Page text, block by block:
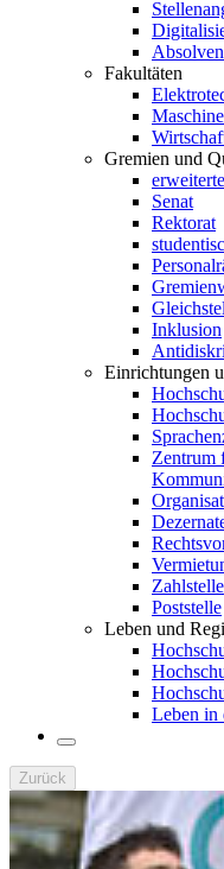
Fakultäten
Gremien und
Senat
Rektorat
Inklusion
Einrichtungen
Zentrum
Zahlstelle
Poststelle
Leben und
Leben in
Zurück